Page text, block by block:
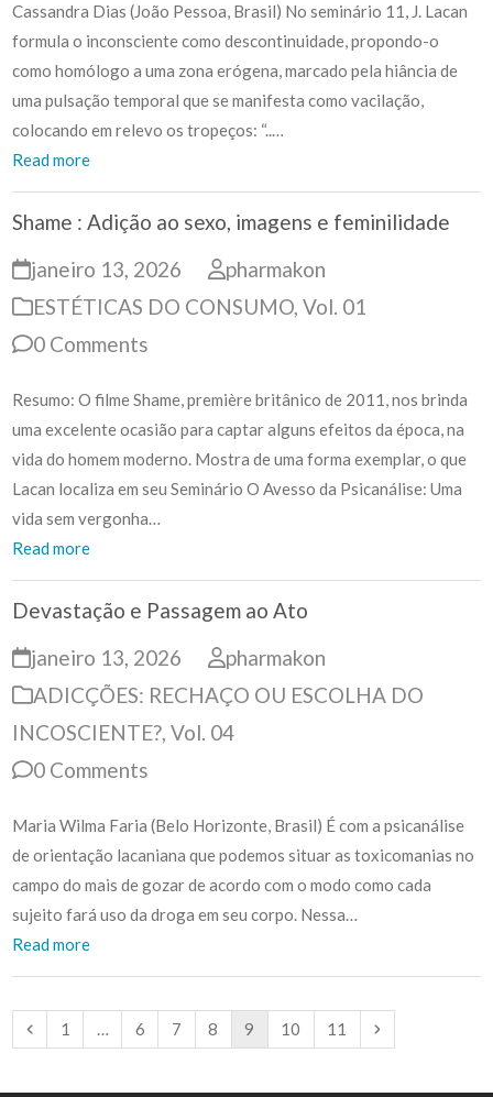
Cassandra Dias (João Pessoa, Brasil) No seminário 11, J. Lacan
formula o inconsciente como descontinuidade, propondo-o
como homólogo a uma zona erógena, marcado pela hiância de
uma pulsação temporal que se manifesta como vacilação,
colocando em relevo os tropeços: “..…
Read more
Shame : Adição ao sexo, imagens e feminilidade
janeiro 13, 2026
pharmakon
ESTÉTICAS DO CONSUMO,Vol. 01
0 Comments
Resumo: O filme Shame, première britânico de 2011, nos brinda
uma excelente ocasião para captar alguns efeitos da época, na
vida do homem moderno. Mostra de uma forma exemplar, o que
Lacan localiza em seu Seminário O Avesso da Psicanálise: Uma
vida sem vergonha…
Read more
Devastação e Passagem ao Ato
janeiro 13, 2026
pharmakon
ADICÇÕES: RECHAÇO OU ESCOLHA DO
INCOSCIENTE?,Vol. 04
0 Comments
Maria Wilma Faria (Belo Horizonte, Brasil) É com a psicanálise
de orientação lacaniana que podemos situar as toxicomanias no
campo do mais de gozar de acordo com o modo como cada
sujeito fará uso da droga em seu corpo. Nessa…
Read more
Previous
Page
1 … Page
6 Page
7 Page
8 Page
9 Page
10 Page
11 Next